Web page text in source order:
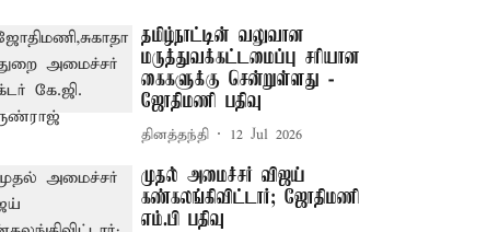
தமிழ்நாட்டின் வலுவான
மருத்துவக்கட்டமைப்பு சரியான
கைகளுக்கு சென்றுள்ளது -
ஜோதிமணி பதிவு
தினத்தந்தி 12 Jul 2026
முதல் அமைச்சர் விஜய்
கண்கலங்கிவிட்டார்; ஜோதிமணி
எம்.பி பதிவு